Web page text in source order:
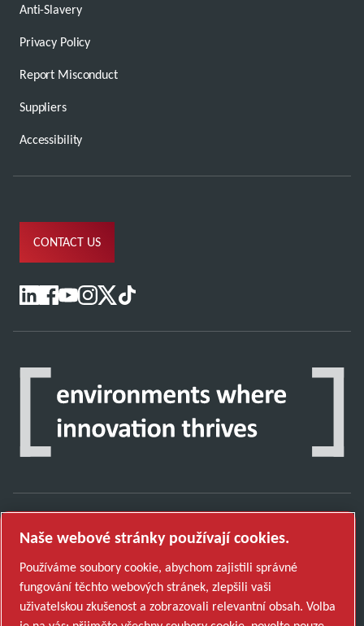
Anti-Slavery
Privacy Policy
Report Misconduct
Suppliers
Accessibility
CONTACT US
Objevte, jak skupina Atlas Copco Group
podporuje technologie, které tvoří budoucnost.
Navštivte webové stránky Atlas Copco Group
Součást Atlas Copco Group
Naše webové stránky používají cookies.
Používáme soubory cookie, abychom zajistili správné
fungování těchto webových stránek, zlepšili vaši
uživatelskou zkušenost a zobrazovali relevantní obsah. Volba